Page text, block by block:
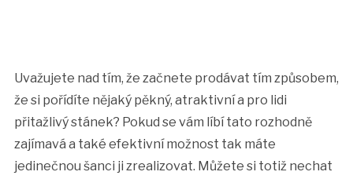
Uvažujete nad tím, že začnete prodávat tím způsobem,
že si pořídíte nějaký pěkný, atraktivní a pro lidi
přitažlivý stánek? Pokud se vám líbí tato rozhodně
zajímavá a také efektivní možnost tak máte
jedinečnou šanci ji zrealizovat. Můžete si totiž nechat